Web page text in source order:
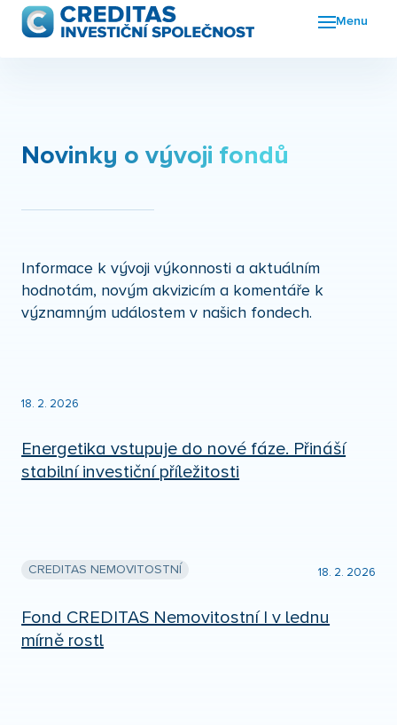
Menu
Novinky o vývoji fondů
Informace k vývoji výkonnosti a aktuálním
hodnotám, novým akvizicím a komentáře k
významným událostem v našich fondech.
18. 2. 2026
Energetika vstupuje do nové fáze. Přináší
stabilní investiční příležitosti
CREDITAS NEMOVITOSTNÍ 18. 2. 2026
Fond CREDITAS Nemovitostní I v lednu
mírně rostl